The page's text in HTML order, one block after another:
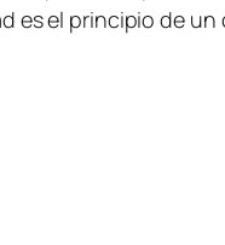
es el principio de